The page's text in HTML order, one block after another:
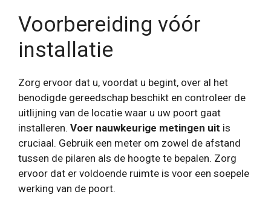
Voorbereiding vóór
installatie
Zorg ervoor dat u, voordat u begint, over al het
benodigde gereedschap beschikt en controleer de
uitlijning van de locatie waar u uw poort gaat
installeren. Voer nauwkeurige metingen uit is
cruciaal. Gebruik een meter om zowel de afstand
tussen de pilaren als de hoogte te bepalen. Zorg
ervoor dat er voldoende ruimte is voor een soepele
werking van de poort.